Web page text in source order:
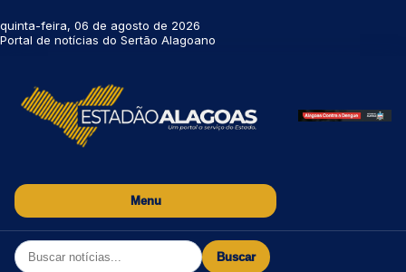
quinta-feira, 06 de agosto de 2026
Portal de notícias do Sertão Alagoano
Menu
Buscar